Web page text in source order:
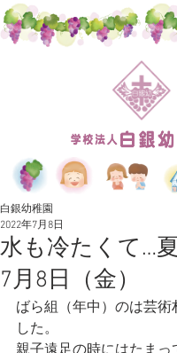
水も冷たくて…
7月8日（金）
白銀幼稚園
2022年7月8日
ばら組（年中）のは芸術
した。